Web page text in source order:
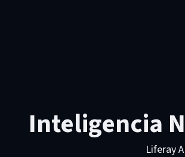
Inteligencia
Liferay